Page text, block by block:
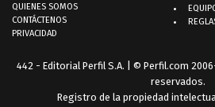
QUIENES SOMOS
CONTÁCTENOS
PRIVACIDAD
442 - Editorial Perfil S.A. | © Perfil.com
reservados.
Registro de la propiedad